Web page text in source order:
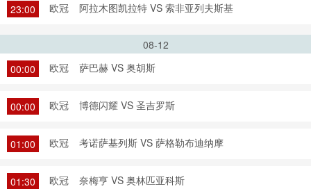
23:00
欧冠 阿拉木图凯拉特 VS 索非亚列夫斯基
08-12
00:00
欧冠 萨巴赫 VS 奥胡斯
00:00 欧冠 博德闪耀 VS 圣吉罗斯
01:00 欧冠 考诺萨基列斯 VS 萨格勒布迪纳摩
01:30 欧冠 奈梅亨 VS 奥林匹亚科斯